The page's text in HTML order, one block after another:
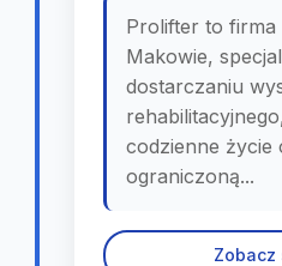
Prolifter to
Makowie,
dostarczaniu
codzienne życie
ograniczoną...
Zobacz